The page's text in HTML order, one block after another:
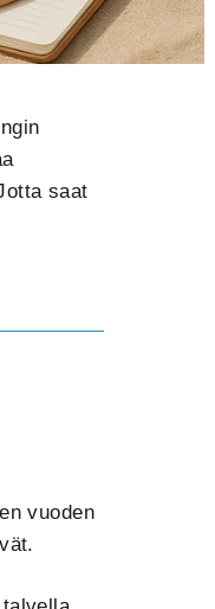
saat
vuoden